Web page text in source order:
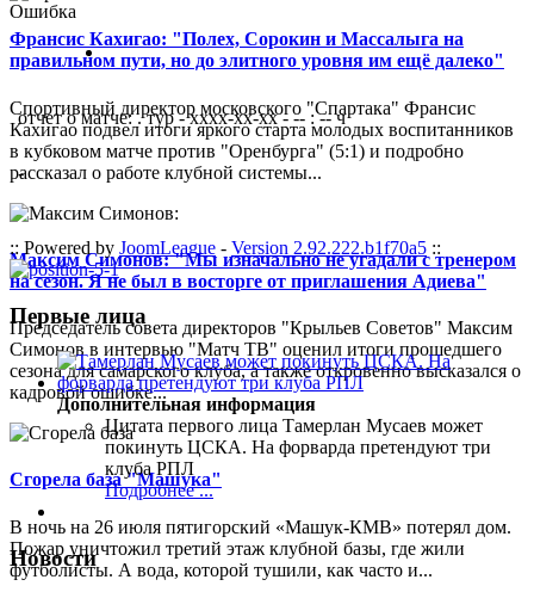
Франсис Кахигао: "Полех, Сорокин и Массалыга на
правильном пути, но до элитного уровня им ещё далеко"
Спортивный директор московского "Спартака" Франсис
Кахигао подвел итоги яркого старта молодых воспитанников
в кубковом матче против "Оренбурга" (5:1) и подробно
рассказал о работе клубной системы...
Максим Симонов: "Мы изначально не угадали с тренером
на сезон. Я не был в восторге от приглашения Адиева"
Председатель совета директоров "Крыльев Советов" Максим
Симонов в интервью "Матч ТВ" оценил итоги прошедшего
сезона для самарского клуба, а также откровенно высказался о
кадровой ошибке...
Сгорела база "Машука"
В ночь на 26 июля пятигорский «Машук-КМВ» потерял дом.
Пожар уничтожил третий этаж клубной базы, где жили
футболисты. А вода, которой тушили, как часто и...
Ошибка
отчет о матче: . тур - xxxx-xx-xx - -- : -- ч
-
:: Powered by JoomLeague - Version 2.92.222.b1f70a5 ::
Первые лица
Дополнительная информация
Цитата первого лица Тамерлан Мусаев может
покинуть ЦСКА. На форварда претендуют три
клуба РПЛ
Подробнее ...
Новости